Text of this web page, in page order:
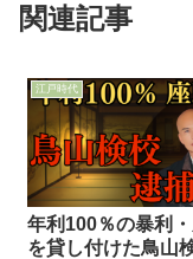
関連記事
江戸時代
年利100％の暴利
を貸し付けた鳥山